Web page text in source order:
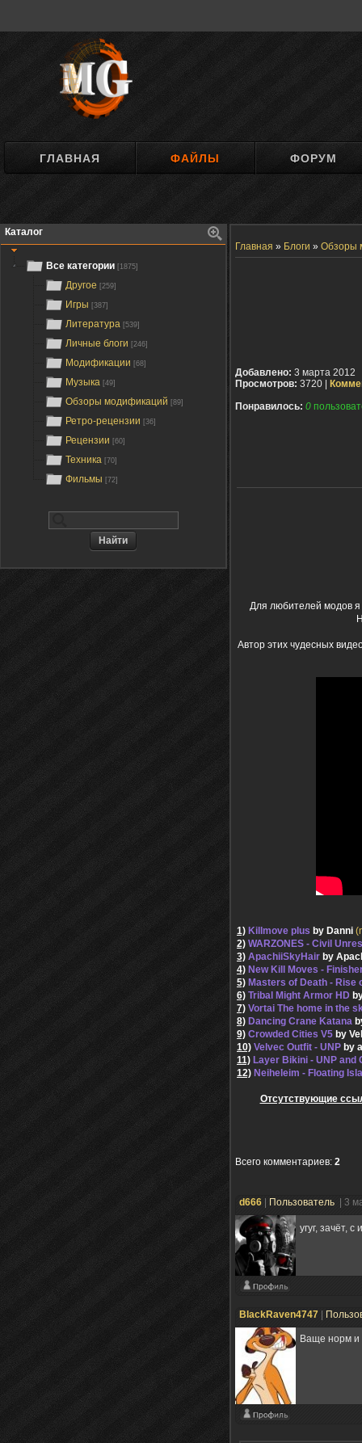
ГЛАВНАЯ ФАЙЛЫ ФОРУМ
Каталог
Все категории [1875]
Другое [259]
Игры [387]
Литература [539]
Личные блоги [246]
Модификации [68]
Музыка [49]
Обзоры модификаций [89]
Ретро-рецензии [36]
Рецензии [60]
Техника [70]
Фильмы [72]
Главная » Блоги » Обзоры
Добавлено: 3 марта 2012
Просмотров: 3720 |
Понравилось: 0
Для любителей модов я
Автор этих чудесных
1) Killmove plus by Danni
2) WARZONES - Civil
3) ApachiiSkyHair by
4) New Kill Moves -
5) Masters of Death - Rise
6) Tribal Might Armor HD
7) Vortai The home in the
8) Dancing Crane Katana
9) Crowded Cities V5 by
10) Velvec Outfit - UNP by
11) Layer Bikini - UNP and
12) Neiheleim - Floating
Отсутствующие
Всего комментариев: 2
d666 Пользователь | 3
угуг, зачёт,
BlackRaven4747
Ваще норм и